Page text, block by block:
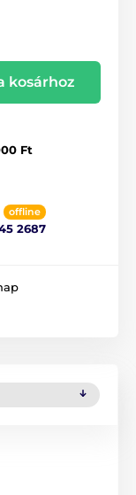
kosárhoz
Ft
offline
2687